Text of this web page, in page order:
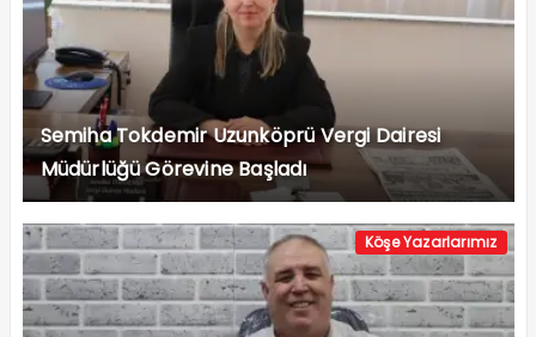
Semiha Tokdemir Uzunköprü Vergi Dairesi
Müdürlüğü Görevine Başladı
Köşe Yazarlarımız